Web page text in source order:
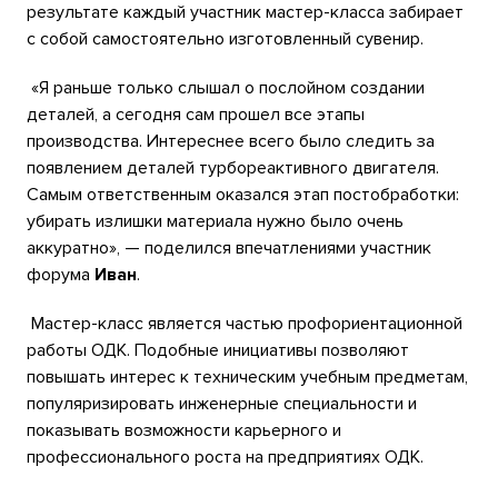
результате каждый участник мастер-класса забирает
с собой самостоятельно изготовленный сувенир.
«Я раньше только слышал о послойном создании
деталей, а сегодня сам прошел все этапы
производства. Интереснее всего было следить за
появлением деталей турбореактивного двигателя.
Самым ответственным оказался этап постобработки:
убирать излишки материала нужно было очень
аккуратно», — поделился впечатлениями участник
форума Иван.
Мастер-класс является частью профориентационной
работы ОДК. Подобные инициативы позволяют
повышать интерес к техническим учебным предметам,
популяризировать инженерные специальности и
показывать возможности карьерного и
профессионального роста на предприятиях ОДК.